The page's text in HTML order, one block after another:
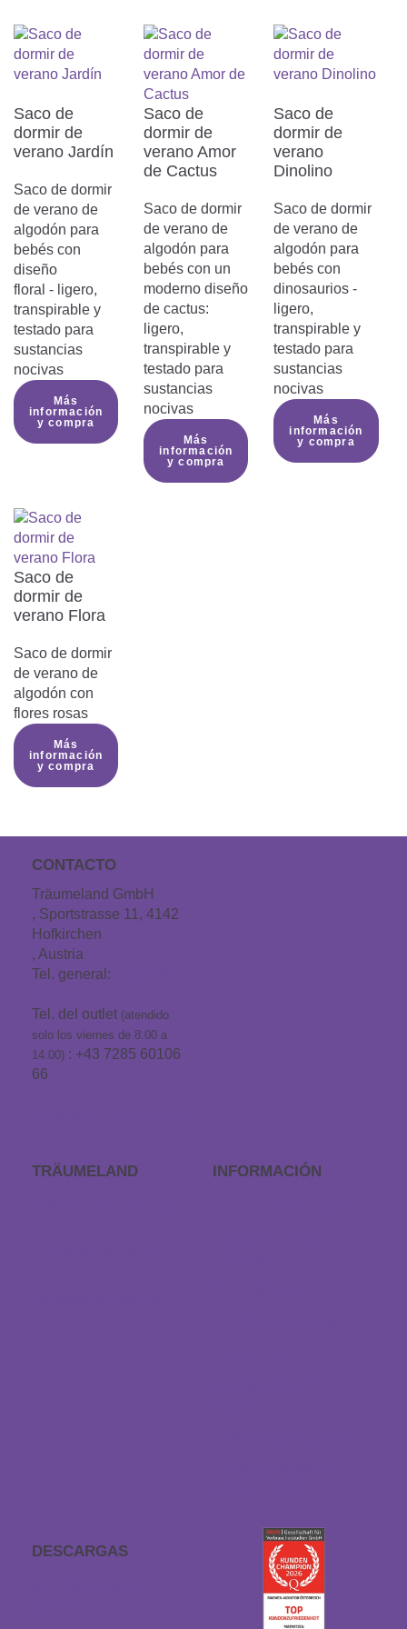
Antes de utilizar el producto, retira
todos los componentes del embalaje,
incluidas las películas, cintas y
etiquetas, para evitar lesiones o
accidentes.Antes de utilizar el
producto, retira todos los componentes
del embalaje, incluidas las películas,
cintas y etiquetas, para evitar lesiones
o accidentes.
No utilizar el producto si está
dañado:
No utilices el producto si alguna de sus
partes está rota, desgarrada o dañada.
El uso continuado podría causar
lesiones o poner en peligro a los niños.
Asegúrate de que la cara del niño no
está cubierta:
Asegúrate de que la cara del niño
permanece descubierta en todo
momento para no dificultar la
respiración y evitar el
sobrecalentamiento.
Precaución - riesgo de ingestión de
niños durante su uso y asegúrate de
Utilizar bajo la supervisión de un
adulto
Encontrarás más información en las
instrucciones de uso
Saco de
dormir de
verano Jardín
Saco de dormir
de verano de
algodón para
bebés con
diseño
floral - ligero,
transpirable y
testado para
sustancias
nocivas
Más
información
y compra
Saco de
dormir de
verano Amor
de Cactus
Saco de dormir
de verano de
algodón para
bebés con un
moderno diseño
de cactus:
ligero,
transpirable y
testado para
sustancias
nocivas
Más
información
y compra
Saco de
dormir de
verano
Dinolino
Saco de dormir
de verano de
algodón para
bebés con
dinosaurios -
ligero,
transpirable y
testado para
sustancias
nocivas
Más
información
y compra
Saco de
dormir de
verano Flora
Saco de dormir
de verano de
algodón con
flores rosas
Más
información
y compra
CONTACTO
Träumeland GmbH
, Sportstrasse 11, 4142
Hofkirchen
, Austria
Tel. general:
Tel. del outlet (atendido
solo los viernes de 8:00 a
14:00) : +43 7285 60106
66
TRÄUMELAND INFORMACIÓN
DESCARGAS